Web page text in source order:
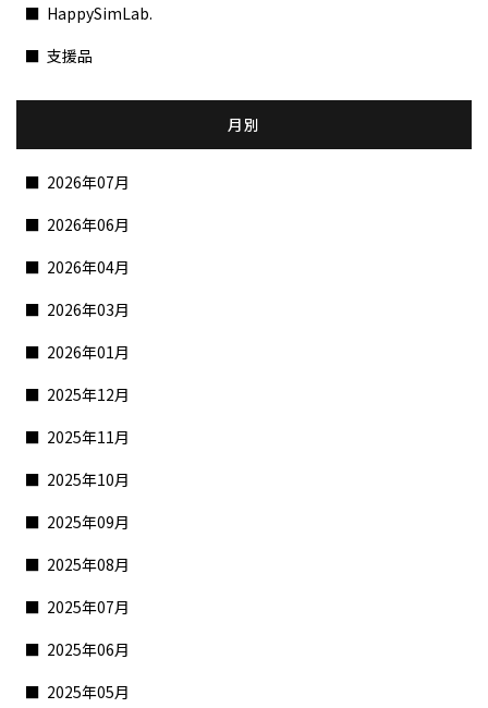
HappySimLab.
支援品
月別
2026年07月
2026年06月
2026年04月
2026年03月
2026年01月
2025年12月
2025年11月
2025年10月
2025年09月
2025年08月
2025年07月
2025年06月
2025年05月